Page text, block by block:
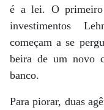
é a lei. O
investimentos
começam a se
beira de um novo
banco.
Para piorar, duas